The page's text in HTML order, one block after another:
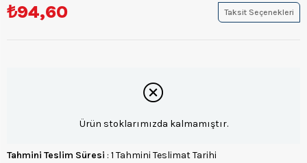
₺94,60 Taksit Seçenekleri
Ürün stoklarımızda kalmamıştır.
Tahmini Teslim Süresi : 1 Tahmini Teslimat Tarihi